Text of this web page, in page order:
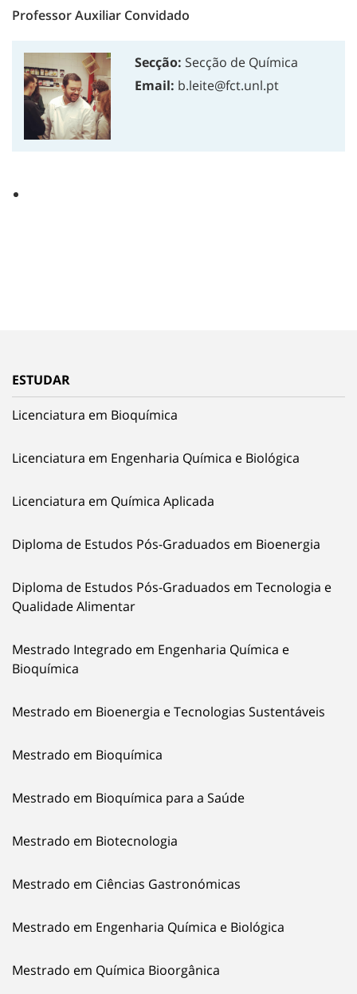
Professor Auxiliar Convidado
Secção: Secção de Química
Email: b.leite@fct.unl.pt
ESTUDAR
Licenciatura em Bioquímica
Licenciatura em Engenharia Química e Biológica
Licenciatura em Química Aplicada
Diploma de Estudos Pós-Graduados em Bioenergia
Diploma de Estudos Pós-Graduados em Tecnologia e
Qualidade Alimentar
Mestrado Integrado em Engenharia Química e
Bioquímica
Mestrado em Bioenergia e Tecnologias Sustentáveis
Mestrado em Bioquímica
Mestrado em Bioquímica para a Saúde
Mestrado em Biotecnologia
Mestrado em Ciências Gastronómicas
Mestrado em Engenharia Química e Biológica
Mestrado em Química Bioorgânica